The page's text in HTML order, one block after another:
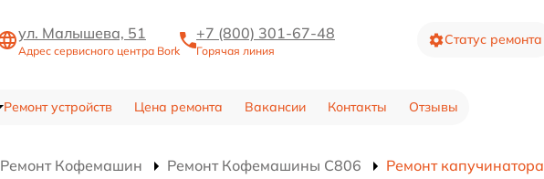
ул. Малышева, 51
Адрес сервисного центра Bork
+7 (800) 301-67-48
Горячая линия
Статус ремонта
Ремонт устройств Цена ремонта Вакансии Контакты Отзывы
Ремонт Кофемашин Ремонт Кофемашины C806 Ремонт капучинатора